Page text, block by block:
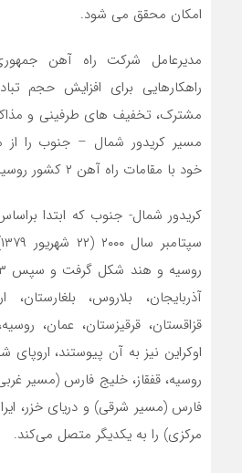
امکان محقق می شود.
مدیرعامل شرکت راه آهن جمهوری
راهکارهایی برای افزایش حجم
مشترک، تخفیف های طرفینی و
مسیر کریدور شمال – جنوب را از
خود با مقامات راه آهن ۲ کشور روسیه و بلاروس عنوان کرد.
آذربایجان، بلاروس، بلغارستان،
قزاقستان، قرقیزستان، عمان،
اوکراین نیز به آن پیوستند، اروپای
روسیه، قفقاز، خلیج فارس (مسیر
فارس (مسیر شرقی) و دریای خزر،
مرکزی) را به یکدیگر متصل می‌کند.